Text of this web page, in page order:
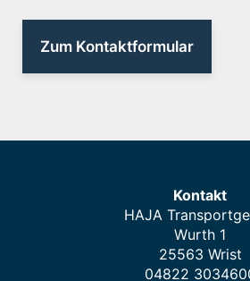
Zum Kontaktformular
Kontakt
HAJA
Wurth 1
25563 Wrist
04822